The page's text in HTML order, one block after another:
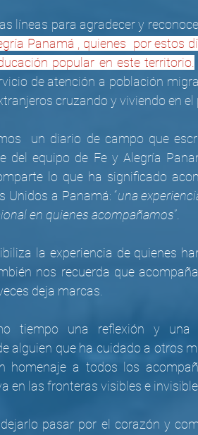
líneas para agradecer y
Panamá , quienes  por estos
popular en este territorio.
de atención a población
cruzando y viviendo en el
un diario de campo que
del equipo de Fe y Alegría
lo que ha significado
Unidos a Panamá: “una
en quienes acompañamos”.
la experiencia de quienes
nos recuerda que
deja marcas.
tiempo una reflexión y una
alguien que ha cuidado a otros
homenaje a todos los
en las fronteras visibles e
pasar por el corazón y